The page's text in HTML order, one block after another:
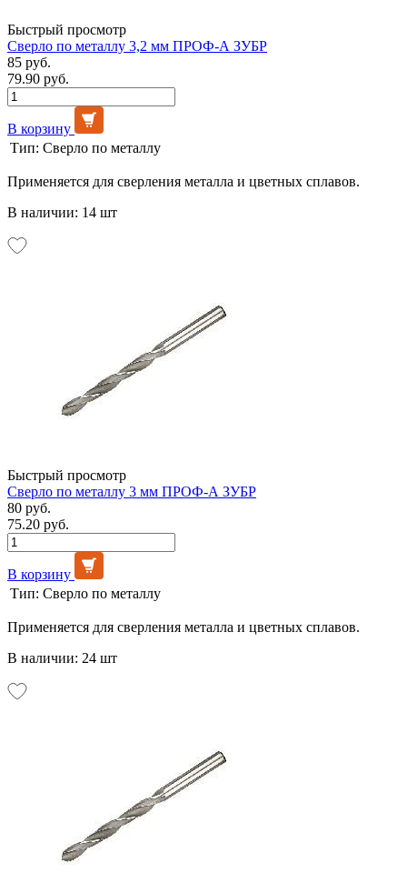
Быстрый просмотр
Сверло по металлу 3,2 мм ПРОФ-А ЗУБР
85 руб.
79.90 руб.
В корзину
Тип: Сверло по металлу
Применяется для сверления металла и цветных сплавов.
В наличии: 14 шт
Быстрый просмотр
Сверло по металлу 3 мм ПРОФ-А ЗУБР
80 руб.
75.20 руб.
В корзину
Тип: Сверло по металлу
Применяется для сверления металла и цветных сплавов.
В наличии: 24 шт